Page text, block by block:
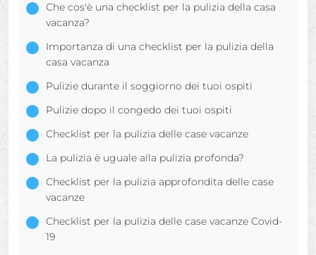
Che cos'è una checklist per la pulizia della casa
vacanza?
Importanza di una checklist per la pulizia della
casa vacanza
Pulizie durante il soggiorno dei tuoi ospiti
Pulizie dopo il congedo dei tuoi ospiti
Checklist per la pulizia delle case vacanze
La pulizia è uguale alla pulizia profonda?
Checklist per la pulizia approfondita delle case
vacanze
Checklist per la pulizia delle case vacanze Covid-
19